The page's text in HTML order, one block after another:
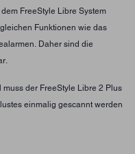
FreeStyle Libre System
Funktionen wie das
Daher sind die
der FreeStyle Libre 2 Plus
einmalig gescannt werden